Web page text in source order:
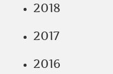
2018
2017
2016